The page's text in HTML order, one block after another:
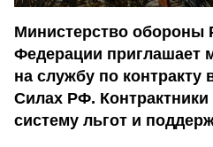
Министерство обороны
Федерации приглашает
на службу по
Силах РФ.
систему льгот и